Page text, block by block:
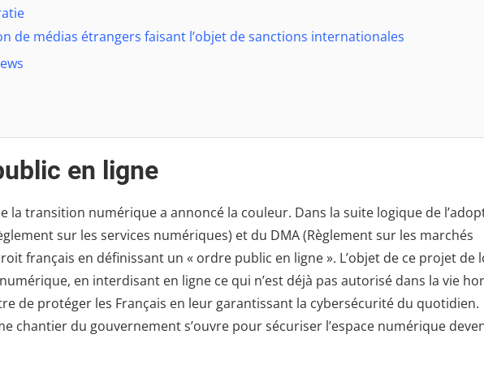
de médias étrangers faisant l’objet de sanctions internationales
en ligne
la transition numérique a annoncé la couleur. Dans la suite logique de
sur les services numériques) et du DMA (Règlement sur les marchés
français en définissant un « ordre public en ligne ». L’objet de ce projet de
en interdisant en ligne ce qui n’est déjà pas autorisé dans la vie
de protéger les Français en leur garantissant la cybersécurité du quotidien.
chantier du gouvernement s’ouvre pour sécuriser l’espace numérique